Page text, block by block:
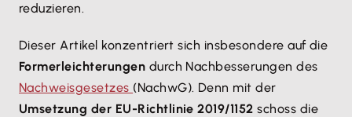
reduzieren.
Dieser Artikel konzentriert sich insbesondere auf die
Formerleichterungen durch Nachbesserungen des
Nachweisgesetzes (NachwG). Denn mit der
Umsetzung der EU-Richtlinie 2019/1152 schoss die